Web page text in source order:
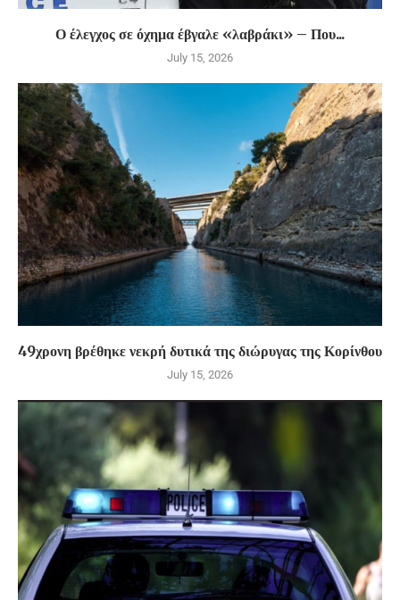
Ο έλεγχος σε όχημα έβγαλε «λαβράκι» – Που...
July 15, 2026
49χρονη βρέθηκε νεκρή δυτικά της διώρυγας της Κορίνθου
July 15, 2026